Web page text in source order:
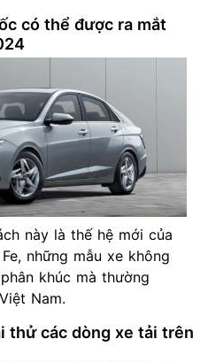
có thể được ra mắt
này là thế hệ mới của
những mẫu xe không
khúc mà thường
Nam.
thử các dòng xe tải trên